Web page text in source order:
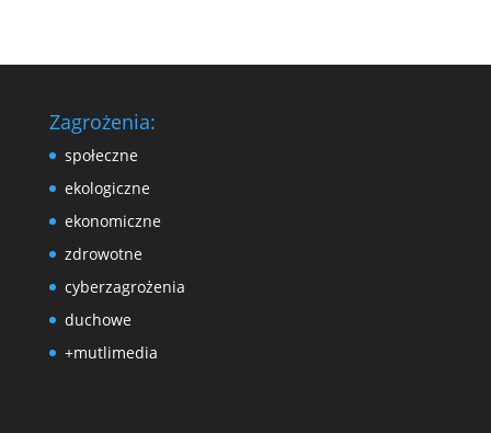
Zagrożenia:
społeczne
ekologiczne
ekonomiczne
zdrowotne
cyberzagrożenia
duchowe
+mutlimedia